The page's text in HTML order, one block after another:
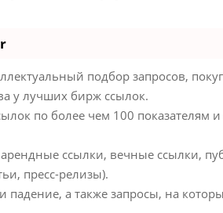
подбор запросов,
у лучших бирж ссылок.
по более чем 100 показателям
ссылки, вечные ссылки,
пресс-релизы).
падение, а также запросы, на